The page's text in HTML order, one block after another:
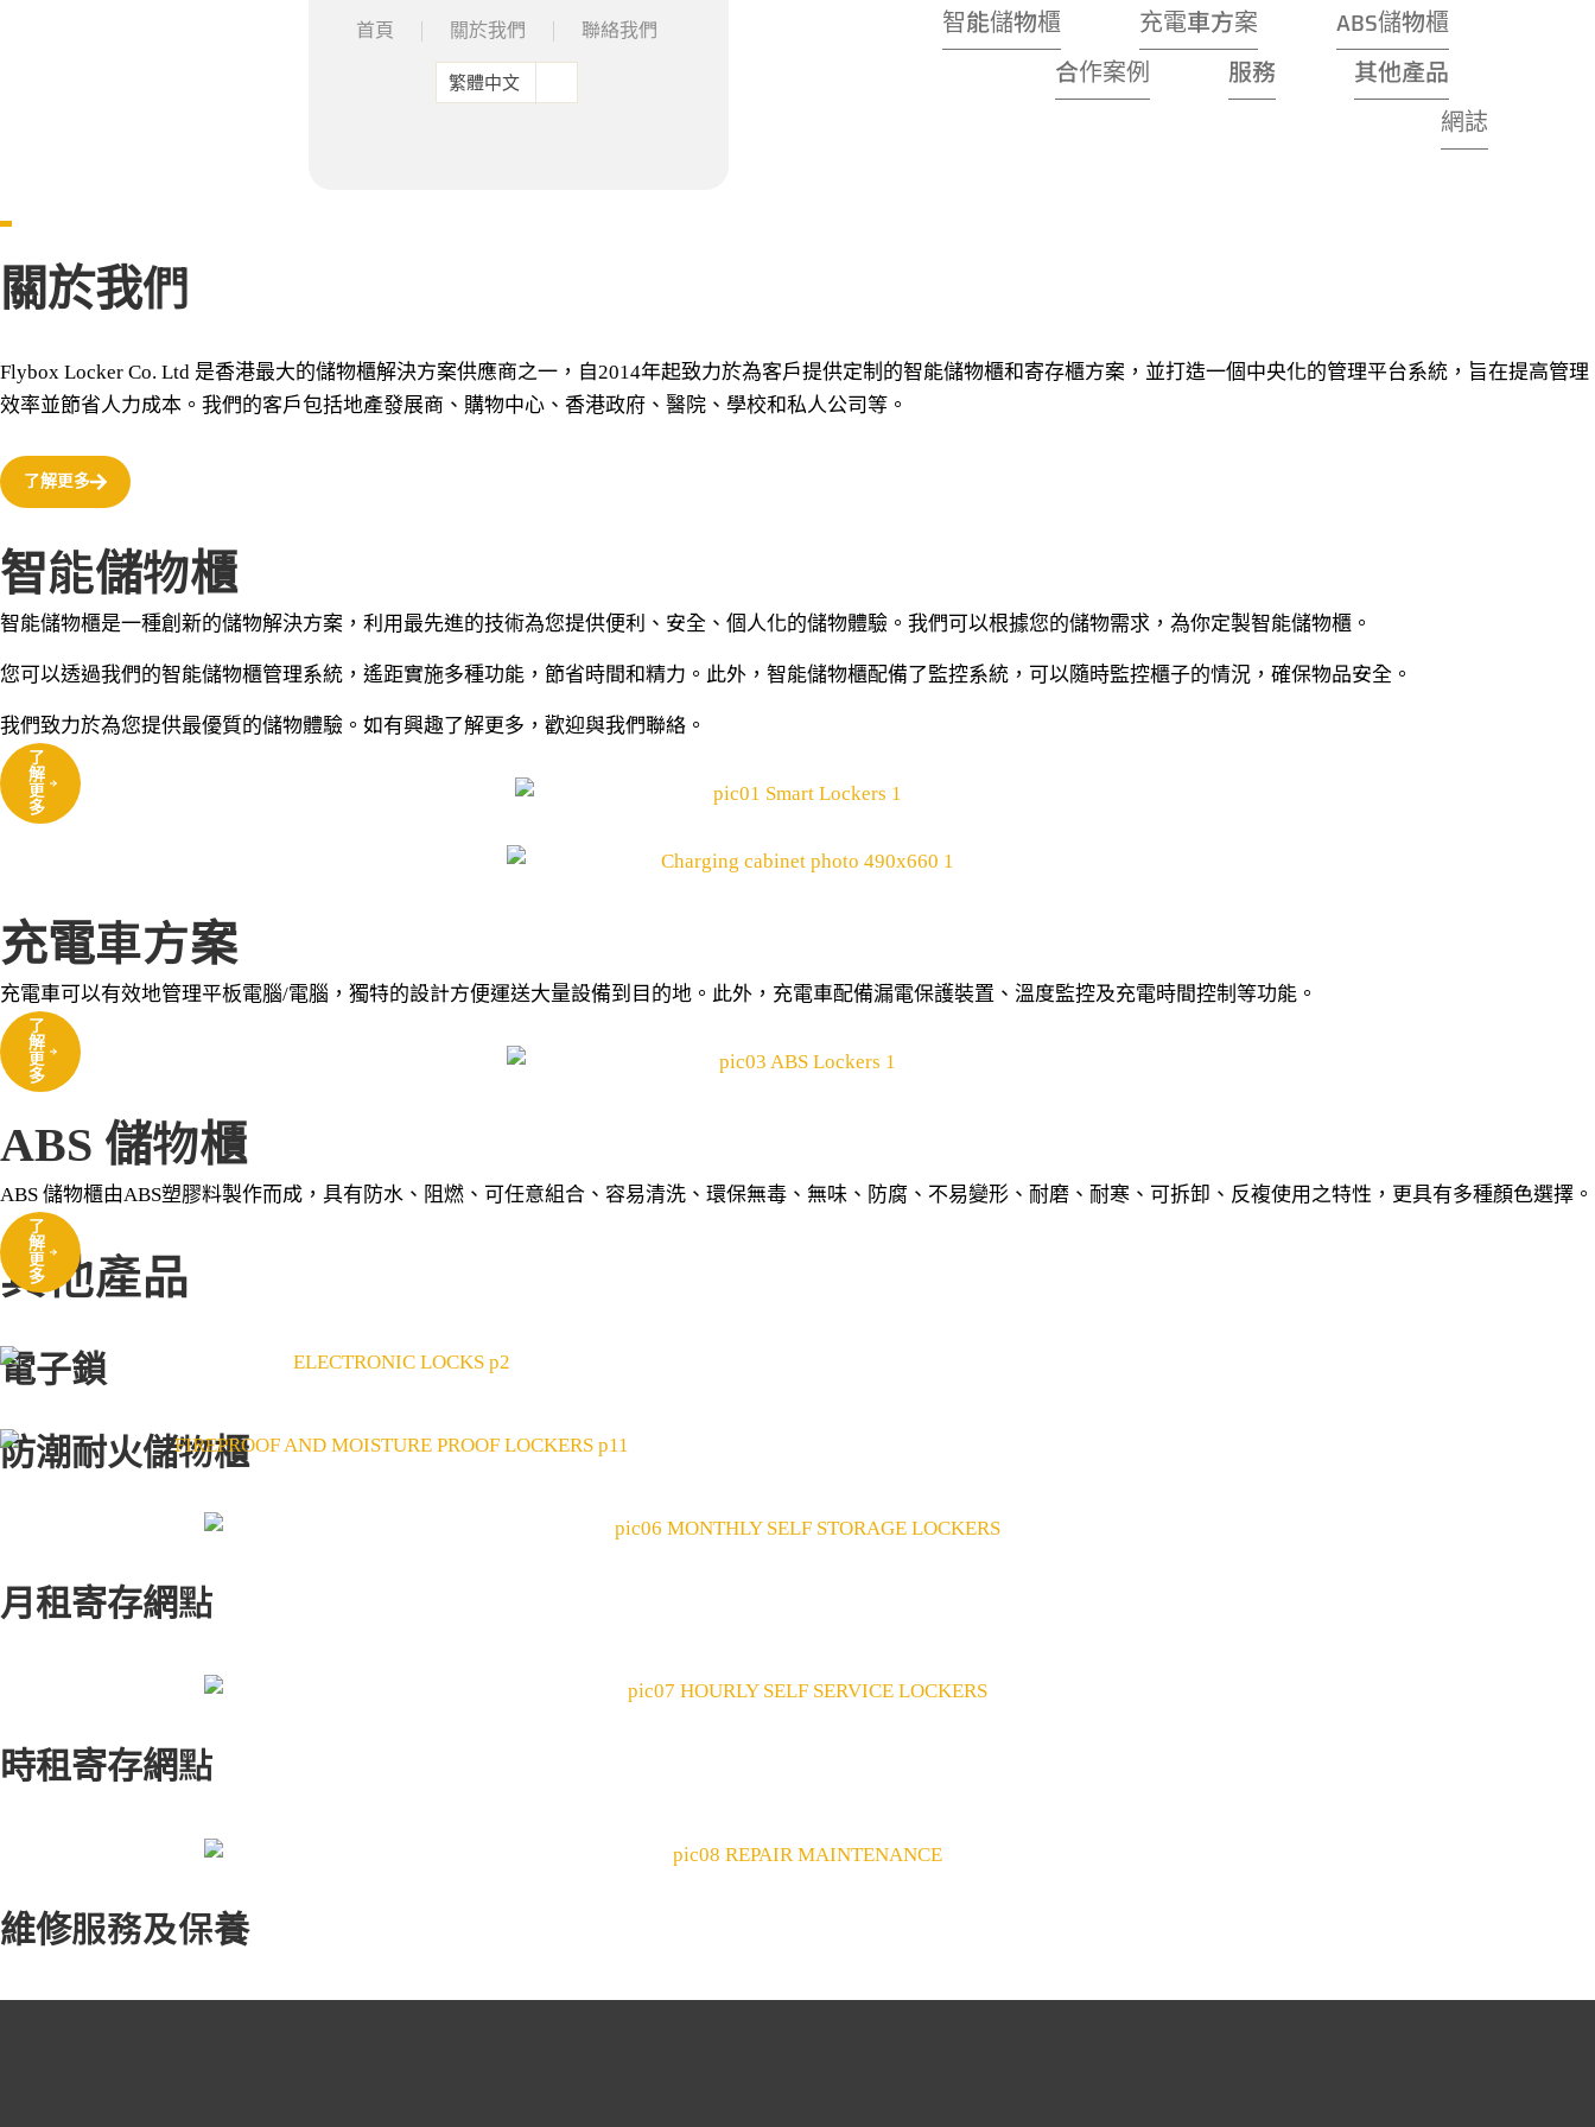
首頁 關於我們 聯絡我們
繁體中文
智能儲物櫃 充電車方案
ABS儲物櫃
合作案例
服務
其他產品
網誌
關於我們
Flybox Locker Co. Ltd 是香港最大的儲物櫃解決方案供應商之一，自2014年起致力於為客戶提供定制的智能儲物櫃和寄存櫃方案，並打造一個中央化的管理平台系統，旨在提高管理
效率並節省人力成本。我們的客戶包括地產發展商、購物中心、香港政府、醫院、學校和私人公司等。
了解更多
智能儲物櫃
智能儲物櫃是一種創新的儲物解決方案，利用最先進的技術為您提供便利、安全、個人化的儲物體驗。我們可以根據您的儲物需求，為你定製智能儲物櫃。
您可以透過我們的智能儲物櫃管理系統，遙距實施多種功能，節省時間和精力。此外，智能儲物櫃配備了監控系統，可以隨時監控櫃子的情況，確保物品安全。
我們致力於為您提供最優質的儲物體驗。如有興趣了解更多，歡迎與我們聯絡。
了
解
更
多
充電車方案
充電車可以有效地管理平板電腦/電腦，獨特的設計方便運送大量設備到目的地。此外，充電車配備漏電保護裝置、溫度監控及充電時間控制等功能。
了
解
更
多
ABS 儲物櫃
ABS 儲物櫃由ABS塑膠料製作而成，具有防水、阻燃、可任意組合、容易清洗、環保無毒、無味、防腐、不易變形、耐磨、耐寒、可拆卸、反複使用之特性，更具有多種顏色選擇。
了
解
更
多
其他產品
電子鎖
防潮耐火儲物櫃
月租寄存網點
時租寄存網點
維修服務及保養